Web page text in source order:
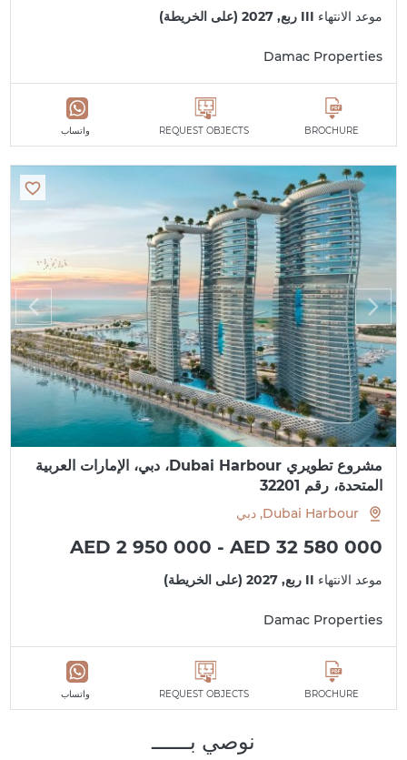
موعد الانتهاء III ربع, 2027 (على الخريطة)
Damac Properties
BROCHURE
REQUEST OBJECTS واتساب
مشروع تطويري Dubai Harbour، دبي، الإمارات العربية
المتحدة، رقم 32201
Dubai Harbour, دبي
AED 2 950 000 - AED 32 580 000
موعد الانتهاء II ربع, 2027 (على الخريطة)
Damac Properties
BROCHURE
REQUEST OBJECTS واتساب
نوصي بــــــ